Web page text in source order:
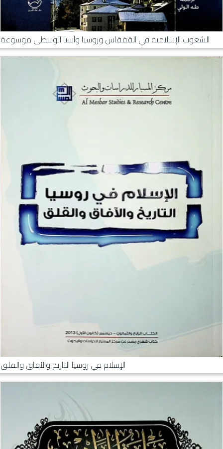
الشعوب الإسلامية في القفقاس وروسيا وآسيا الوسطى موسوعة
الإسلام في روسيا التاريخ والآفاق والقلق